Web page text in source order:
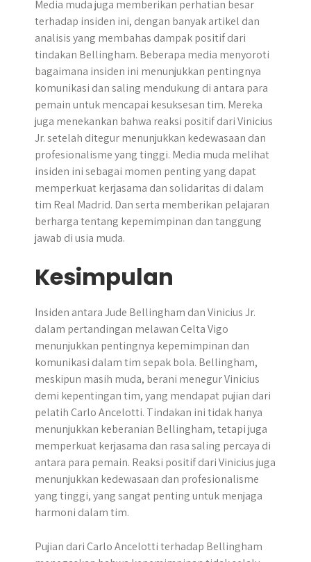
Media muda juga memberikan perhatian besar
terhadap insiden ini, dengan banyak artikel dan
analisis yang membahas dampak positif dari
tindakan Bellingham. Beberapa media menyoroti
bagaimana insiden ini menunjukkan pentingnya
komunikasi dan saling mendukung di antara para
pemain untuk mencapai kesuksesan tim. Mereka
juga menekankan bahwa reaksi positif dari Vinicius
Jr. setelah ditegur menunjukkan kedewasaan dan
profesionalisme yang tinggi. Media muda melihat
insiden ini sebagai momen penting yang dapat
memperkuat kerjasama dan solidaritas di dalam
tim Real Madrid. Dan serta memberikan pelajaran
berharga tentang kepemimpinan dan tanggung
jawab di usia muda.
Kesimpulan
Insiden antara Jude Bellingham dan Vinicius Jr.
dalam pertandingan melawan Celta Vigo
menunjukkan pentingnya kepemimpinan dan
komunikasi dalam tim sepak bola. Bellingham,
meskipun masih muda, berani menegur Vinicius
demi kepentingan tim, yang mendapat pujian dari
pelatih Carlo Ancelotti. Tindakan ini tidak hanya
menunjukkan keberanian Bellingham, tetapi juga
memperkuat kerjasama dan rasa saling percaya di
antara para pemain. Reaksi positif dari Vinicius juga
menunjukkan kedewasaan dan profesionalisme
yang tinggi, yang sangat penting untuk menjaga
harmoni dalam tim.
Pujian dari Carlo Ancelotti terhadap Bellingham